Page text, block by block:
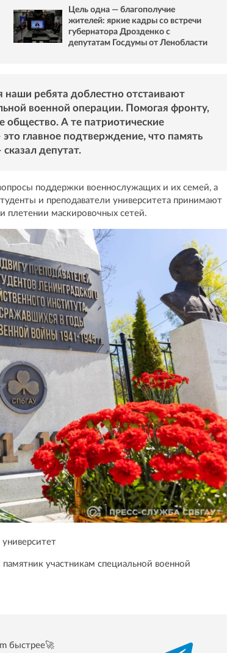
Цель одна — благополучие
жителей: яркие кадры со встречи
губернатора Дрозденко с
депутатам Госдумы от Ленобласти
ребята доблестно отстаивают
военной операции. Помогая фронту,
А те патриотические
главное подтверждение, что память
депутат.
поддержки военнослужащих и их семей, а
и преподаватели университета принимают
плетении маскировочных сетей.
участникам специальной военной
быстрее🚀